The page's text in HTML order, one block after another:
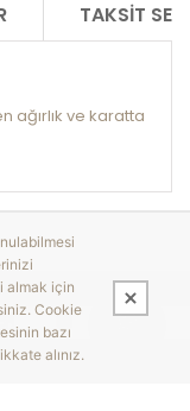
TAKSIT
ağırlık ve karatta
almak için
Cookie
bazı
alınız.